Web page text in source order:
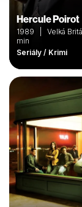
Hercule Poirot
1989 | Velká
min
Seriály / Krimi